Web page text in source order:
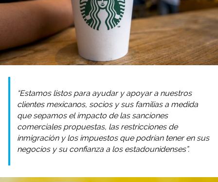
“Estamos listos para ayudar y apoyar a nuestros
clientes mexicanos, socios y sus familias a medida
que sepamos el impacto de las sanciones
comerciales propuestas, las restricciones de
inmigración y los impuestos que podrían tener en sus
negocios y su confianza a los estadounidenses”.